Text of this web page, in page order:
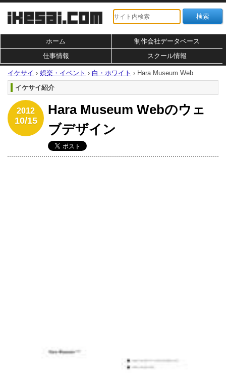
ホーム
制作会社データベース
仕事情報
スクール情報
イケサイ › 娯楽・イベント › 白・ホワイト › Hara Museum Web
イケサイ紹介
2012
10/15
Hara Museum Webのウェ
ブデザイン